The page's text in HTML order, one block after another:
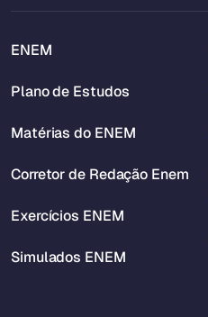
ENEM
Plano de Estudos
Matérias do ENEM
Corretor de Redação Enem
Exercícios ENEM
Simulados ENEM